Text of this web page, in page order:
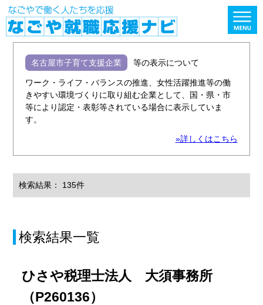
名古屋市子育て支援企業 等の表示について
ワーク・ライフ・バランスの推進、女性活躍推進等の働
きやすい環境づくりに取り組む企業として、国・県・市
等により認定・表彰等されている場合に表示していま
す。
»詳しくはこちら
検索結果： 135件
検索結果一覧
ひさや税理士法人 大須事務所
（P260136）